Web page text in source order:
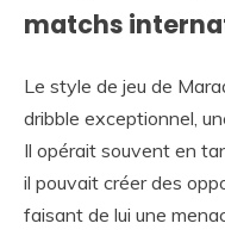
matchs
Le style de jeu de
dribble exceptionnel,
Il opérait souvent en
il pouvait créer des
faisant de lui une